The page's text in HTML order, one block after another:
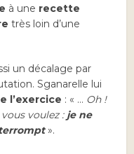
à une recette
très loin d’une
un décalage par
Sganarelle lui
l’exercice : « … Oh !
voulez : je ne
».